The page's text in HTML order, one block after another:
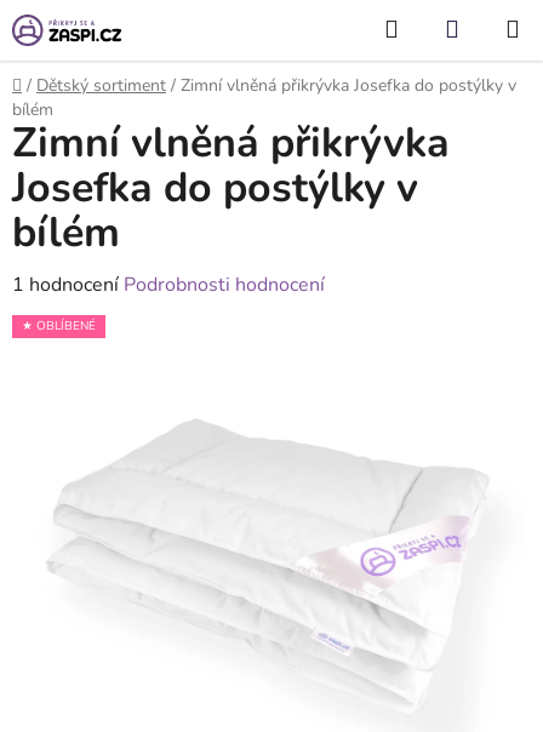
Přejít na obsah Hledat
KOŠÍK
Domů
/ Dětský sortiment / Zimní vlněná přikrývka Josefka do postýlky v
bílém
Zimní vlněná přikrývka
Josefka do postýlky v
bílém
Průměrné
hodnocení
hvězdiček.
1 hodnocení Podrobnosti hodnocení
★ OBLÍBENÉ